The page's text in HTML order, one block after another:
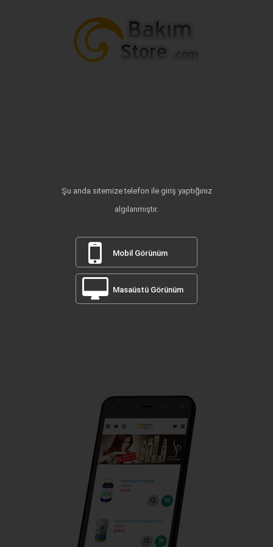
Şu anda sitemize telefon ile giriş yaptığınız
algılanmıştır.
Mobil Görünüm
Masaüstü Görünüm